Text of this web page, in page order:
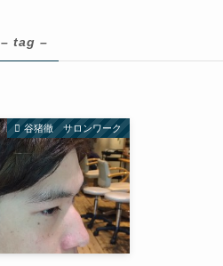
– tag –
谷猪徹 サロンワーク